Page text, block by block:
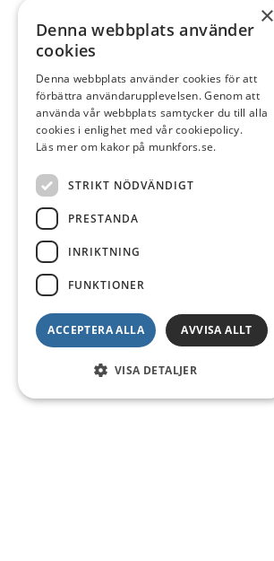
×
Denna webbplats använder
cookies
Denna webbplats använder cookies för att
förbättra användarupplevelsen. Genom att
använda vår webbplats samtycker du till alla
cookies i enlighet med vår cookiepolicy.
Läs mer om kakor på munkfors.se.
STRIKT NÖDVÄNDIGT
PRESTANDA
INRIKTNING
FUNKTIONER
ACCEPTERA ALLA AVVISA ALLT
VISA DETALJER